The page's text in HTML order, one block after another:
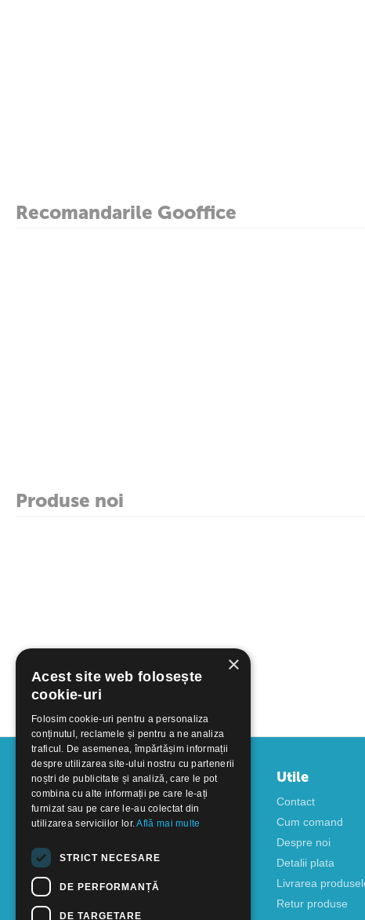
Recomandarile Gooffice
Produse noi
Contul meu
Creati cont
Utile
Contact
Cum comand
Despre noi
Detalii plata
Livrarea
Retur produse
×
Acest site web folosește
cookie-uri
Folosim cookie-uri pentru a personaliza
conținutul, reclamele și pentru a ne analiza
traficul. De asemenea, împărtășim informații
despre utilizarea site-ului nostru cu partenerii
noștri de publicitate și analiză, care le pot
combina cu alte informații pe care le-ați
furnizat sau pe care le-au colectat din
utilizarea serviciilor lor.Află mai multe
STRICT NECESARE
DE PERFORMANȚĂ
DE TARGETARE